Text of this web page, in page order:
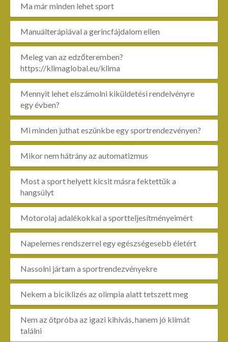
Ma már minden lehet sport
Manuálterápiával a gerincfájdalom ellen
Meleg van az edzőteremben?
https://klimaglobal.eu/klima
Mennyit lehet elszámolni kiküldetési rendelvényre
egy évben?
Mi minden juthat eszünkbe egy sportrendezvényen?
Mikor nem hátrány az automatizmus
Most a sport helyett kicsit másra fektettük a
hangsúlyt
Motorolaj adalékokkal a sportteljesítményeimért
Napelemes rendszerrel egy egészségesebb életért
Nassolni jártam a sportrendezvényekre
Nekem a biciklizés az olimpia alatt tetszett meg
Nem az ötpróba az igazi kihívás, hanem jó klímát
találni